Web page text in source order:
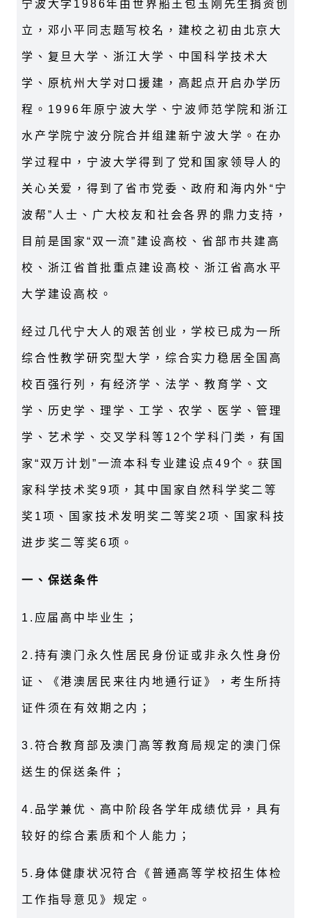
宁波大学 1986年由世界船王包玉刚先生捐资创
立，邓小平同志题写校名，建校之初由北京大
学、复旦大学、浙江大学、中国科学技术大
学、原杭州大学对口援建，高起点开启办学历
程。 1996年原宁波大学、宁波师范学院和浙江
水产学院宁波分院合并组建新宁波大学。在办
学过程中，宁波大学得到了党和国家领导人的
关心关爱，得到了省市党委、政府和海内外“宁
波帮”人士、广大校友和社会各界的鼎力支持，
目前是国家“双一流”建设高校、省部市共建高
校、浙江省首批重点建设高校、浙江省高水平
大学建设高校。
经过几代宁大人的艰苦创业，学校已成为一所
综合性教学研究型大学，综合实力稳居全国高
校百强行列，有经济学、法学、教育学、文
学、历史学、理学、工学、农学、医学、管理
学、艺术学、交叉学科等 12个学科门类，有国
家“双万计划”一流本科专业建设点 49个。获国
家科学技术奖 9项，其中国家自然科学奖二等
奖 1 项、国家技术发明奖二等奖 2项、国家科技
进步奖二等奖 6项。
一、保送条件
1. 应届高中毕业生；
2. 持有澳门永久性居民身份证或非永久性身份
证、《港澳居民来往内地通行证》，考生所持
证件须在有效期之内；
3. 符合教育部及澳门高等教育局规定的澳门保
送生的保送条件；
4. 品学兼优、高中阶段各学年成绩优异，具有
较好的综合素质和个人能力；
5. 身体健康状况符合《普通高等学校招生体检
工作指导意见》规定。